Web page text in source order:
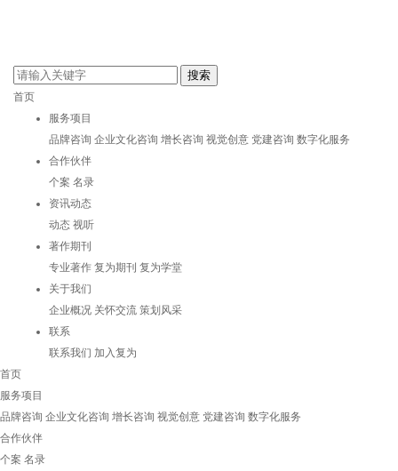
首页
服务项目
品牌咨询 企业文化咨询 增长咨询 视觉创意 党建咨询 数字化服务
合作伙伴
个案 名录
资讯动态
动态 视听
著作期刊
专业著作 复为期刊 复为学堂
关于我们
企业概况 关怀交流 策划风采
联系
联系我们 加入复为
首页
服务项目
品牌咨询 企业文化咨询 增长咨询 视觉创意 党建咨询 数字化服务
合作伙伴
个案 名录